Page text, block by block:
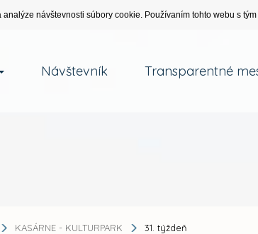
návštevnosti súbory cookie. Používaním tohto webu s
Návštevník Transparentné
KASÁRNE - KULTURPARK 31. týždeň